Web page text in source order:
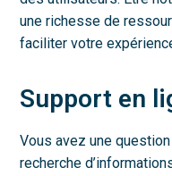
une richesse de
faciliter votre
Support en
Vous avez une
recherche